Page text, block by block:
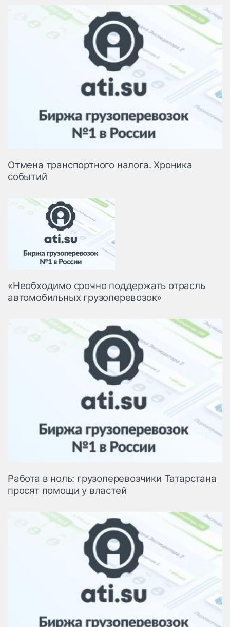
Автосервис,
запчасти, шины
Топливо, масла и
автохимия
Дзен
Отмена транспортного налога. Хроника
событий
«Необходимо срочно поддержать отрасль
автомобильных грузоперевозок»
Работа в ноль: грузоперевозчики Татарстана
просят помощи у властей